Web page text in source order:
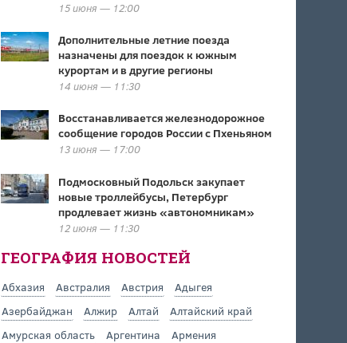
15 июня — 12:00
Дополнительные летние поезда
назначены для поездок к южным
курортам и в другие регионы
14 июня — 11:30
Восстанавливается железнодорожное
сообщение городов России с Пхеньяном
13 июня — 17:00
Подмосковный Подольск закупает
новые троллейбусы, Петербург
продлевает жизнь «автономникам»
12 июня — 11:30
ГЕОГРАФИЯ НОВОСТЕЙ
Абхазия Австралия Австрия
Адыгея
Азербайджан
Алжир Алтай
Алтайский край
Амурская область
Аргентина
Армения